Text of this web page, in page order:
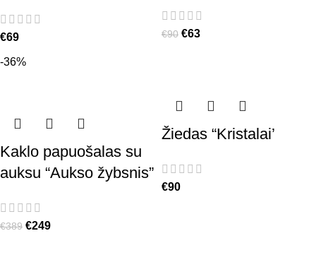
€69 €90 €63
-36%
Kaklo papuošalas su
auksu “Aukso žybsnis”
€389 €249
Žiedas “Kristalai’
€90